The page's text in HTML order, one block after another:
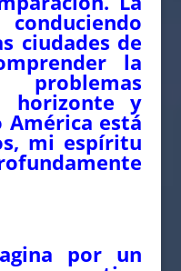
ciudades de
la
horizonte y
América está
mi espíritu
por un